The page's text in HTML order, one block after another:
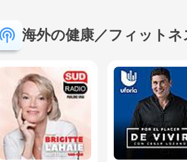
海外の健康／フィット